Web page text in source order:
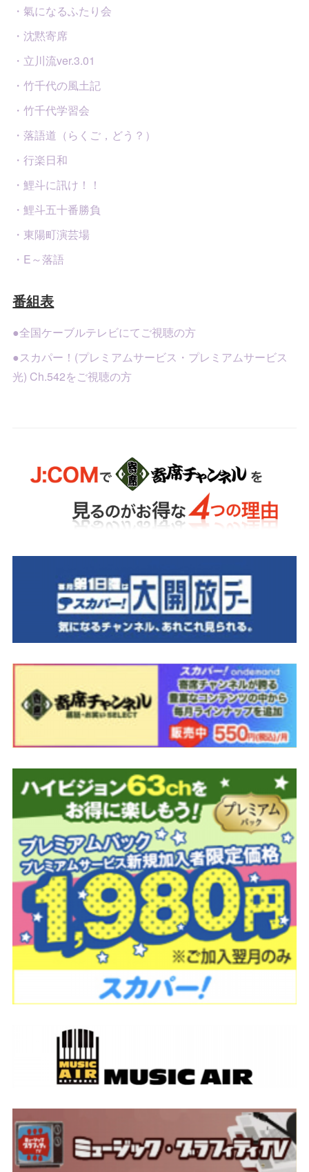
・氣になるふたり会
・沈黙寄席
・立川流ver.3.01
・竹千代の風土記
・竹千代学習会
・落語道（らくご，どう？）
・行楽日和
・鯉斗に訊け！！
・鯉斗五十番勝負
・東陽町演芸場
・E～落語
番組表
●全国ケーブルテレビにてご視聴の方
●スカパー！(プレミアムサービス・プレミアムサービス
光) Ch.542をご視聴の方